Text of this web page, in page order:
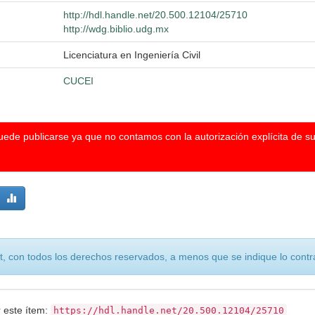
http://hdl.handle.net/20.500.12104/25710
http://wdg.biblio.udg.mx
Licenciatura en Ingeniería Civil
CUCEI
publicarse ya que no contamos con la autorización explícita de
con todos los derechos reservados, a menos que se indique lo
este ítem: https://hdl.handle.net/20.500.12104/25710